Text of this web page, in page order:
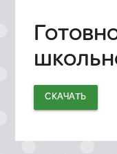
СКАЧАТЬ